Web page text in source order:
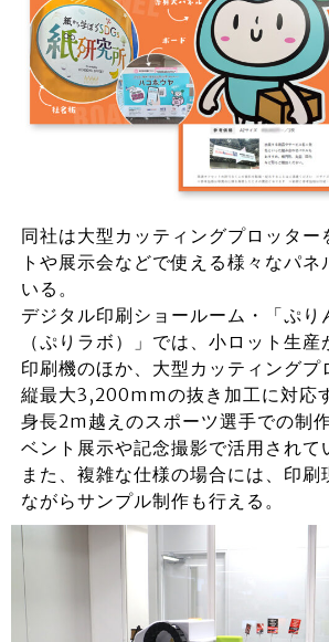
同社は大型カッティングプロッター
トや展示会などで使える様々なパネ
いる。
デジタル印刷ショールーム・「ぷり
（ぷりラボ）」では、小ロット生
印刷機のほか、大型カッティングプ
縦最大3,200mmの抜き加工に対応
身長2m越えのスポーツ選手での制
ベント展示や記念撮影で活用されて
また、複雑な仕様の場合には、印刷
ながらサンプル制作も行える。